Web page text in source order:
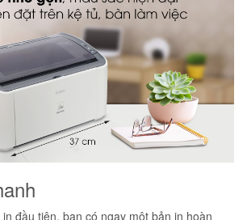
đầu tiên, bạn có ngay một bản in hoàn